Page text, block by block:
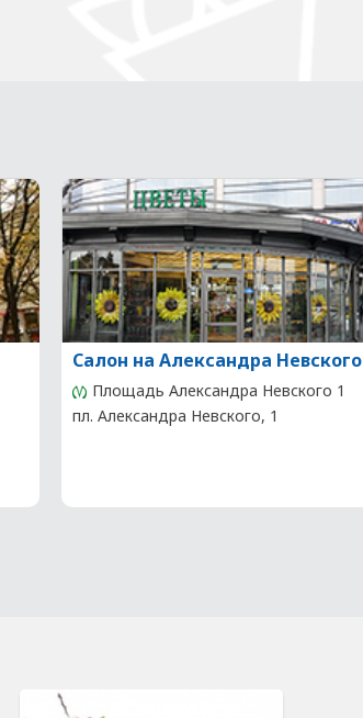
Салон на Александра Невского
Площадь Александра Невского 1
пл. Александра Невского, 1